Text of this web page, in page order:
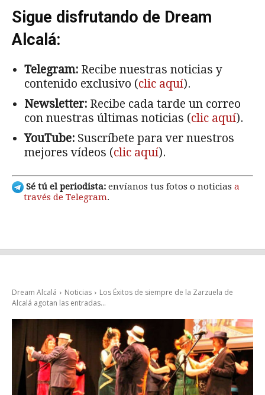
Sigue disfrutando de Dream
Alcalá:
Telegram: Recibe nuestras noticias y
contenido exclusivo (clic aquí).
Newsletter: Recibe cada tarde un correo
con nuestras últimas noticias (clic aquí).
YouTube: Suscríbete para ver nuestros
mejores vídeos (clic aquí).
Sé tú el periodista: envíanos tus fotos o noticias a
través de Telegram.